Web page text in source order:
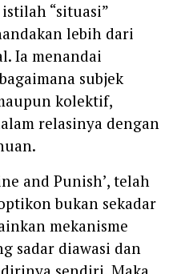
“situasi”
lebih dari
Ia menandai
subjek
kolektif,
relasinya dengan
and Punish’, telah
bukan sekadar
mekanisme
sadar diawasi dan